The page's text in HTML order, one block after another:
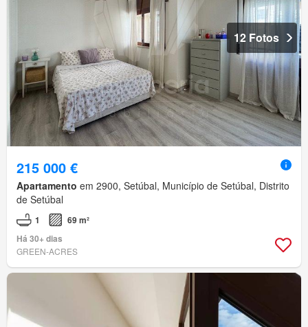
12 Fotos
215 000 €
Apartamento em 2900, Setúbal, Município de Setúbal, Distrito
de Setúbal
1
69 m²
Há 30+ dias
GREEN-ACRES